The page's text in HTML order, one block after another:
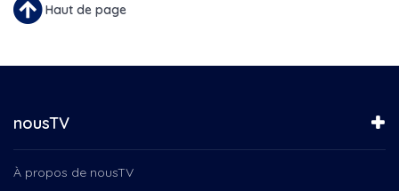
Les Jarrets Noirs
Les sentiers de ski de fond...
Les sentiers pédestres en...
Les soirées Microbrasserire
Haut de page
nousTV
À propos de nousTV